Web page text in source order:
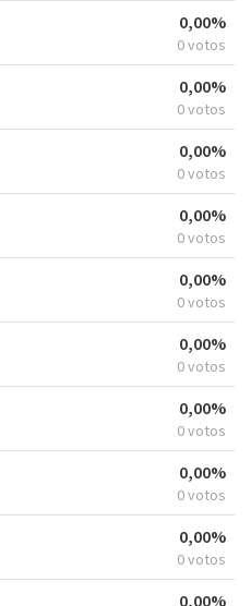
0,00%
0 votos
0,00%
0 votos
0,00%
0 votos
0,00%
0 votos
0,00%
0 votos
0,00%
0 votos
0,00%
0 votos
0,00%
0 votos
0,00%
0 votos
0,00%